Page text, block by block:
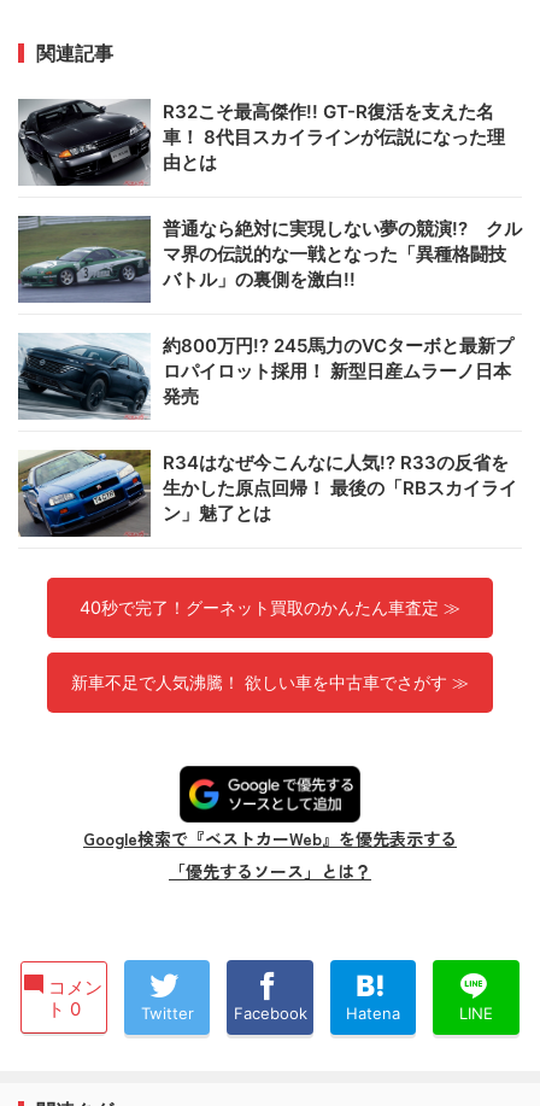
関連記事
R32こそ最高傑作!! GT-R復活を支えた名
車！ 8代目スカイラインが伝説になった理
由とは
普通なら絶対に実現しない夢の競演!? クル
マ界の伝説的な一戦となった「異種格闘技
バトル」の裏側を激白!!
約800万円!? 245馬力のVCターボと最新プ
ロパイロット採用！ 新型日産ムラーノ日本
発売
R34はなぜ今こんなに人気!? R33の反省を
生かした原点回帰！ 最後の「RBスカイライ
ン」魅了とは
40秒で完了！グーネット買取のかんたん車査定 ≫
新車不足で人気沸騰！ 欲しい車を中古車でさがす ≫
Google検索で『ベストカーWeb』を優先表示する
「優先するソース」とは？
コメン
ト 0
Twitter Facebook Hatena LINE